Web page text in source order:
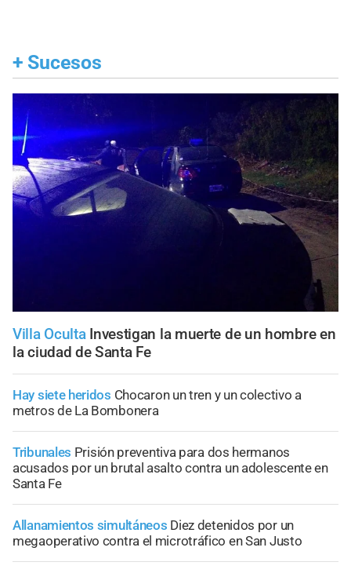
+ Sucesos
Villa Oculta Investigan la muerte de un hombre en
la ciudad de Santa Fe
Hay siete heridos Chocaron un tren y un colectivo a
metros de La Bombonera
Tribunales Prisión preventiva para dos hermanos
acusados por un brutal asalto contra un adolescente en
Santa Fe
Allanamientos simultáneos Diez detenidos por un
megaoperativo contra el microtráfico en San Justo